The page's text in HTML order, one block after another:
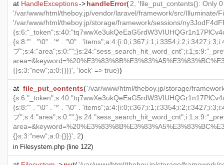
at HandleExceptions->handleError(2, 'file_put_contents(): Only
'/var/www/html/theboy.jp/vendor/laravel/framework/src/Illuminate/
'/var/www/html/theboy.jp/storage/framework/sessions/
{s:8:"' . "\0" . '*' . "\0" .
ブ
{}s:3:"new";a:0:{}}}', 'lock' => true))
at file_put_contents('/var/www/html/theboy.jp/storage/
{s:8:"' . "\0" . '*' . "\0" .
ブ
{}s:3:"new";a:0:{}}}', 2)
in Filesystem.php (line 122)